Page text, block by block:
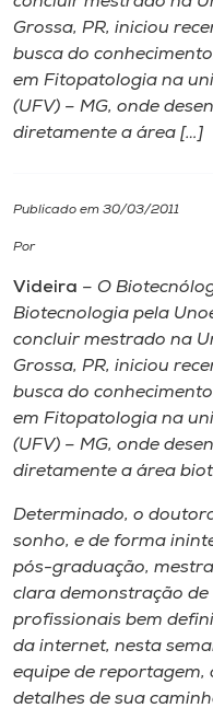
A
Unoesc
Internacionalização
Cultura
CPA
Biblioteca
Rádio
Museu
Unoesc
Grossa, PR, iniciou
busca do
em Fitopatologia na
(UFV) – MG, onde
diretamente a área […]
Publicado em 30/03/2011
Por
Videira – O
Biotecnologia pela
concluir mestrado na
Grossa, PR, iniciou
busca do
em Fitopatologia na
(UFV) – MG, onde
diretamente a área
Determinado, o
sonho, e de forma
pós-graduação,
clara demonstração
profissionais bem
da internet, nesta
equipe de reportagem,
detalhes de sua